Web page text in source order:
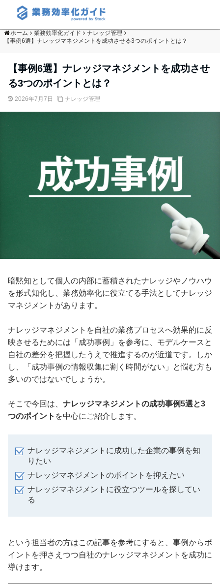
ホーム 業務効率化ガイド
ナレッジ管理
【事例6選】ナレッジマネジメントを成功させる3つのポイントとは？
【事例6選】ナレッジマネジメントを成功させ
る3つのポイントとは？
2026年7月7日 ナレッジ管理
暗黙知として個人の内部に蓄積されたナレッジやノウハウ
を形式知化し、業務効率化に役立てる手法としてナレッジ
マネジメントがあります。
ナレッジマネジメントを自社の業務プロセスへ効果的に反
映させるためには「成功事例」を参考に、モデルケースと
自社の差分を把握したうえで推進するのが近道です。しか
し、「成功事例の情報収集に割く時間がない」と悩む方も
多いのではないでしょうか。
そこで今回は、 ナレッジマネジメントの成功事例5選と3
つのポイント を中心にご紹介します。
ナレッジマネジメントに成功した企業の事例を知
りたい
ナレッジマネジメントのポイントを抑えたい
ナレッジマネジメントに役立つツールを探してい
る
という担当者の方はこの記事を参考にすると、事例からポ
イントを押さえつつ自社のナレッジマネジメントを成功に
導けます。